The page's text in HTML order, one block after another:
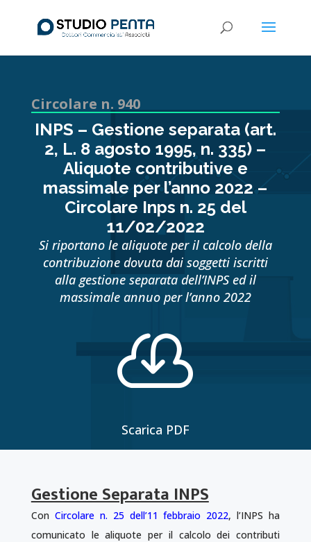
Circolare n. 940
INPS – Gestione separata (art.
2, L. 8 agosto 1995, n. 335) –
Aliquote contributive e
massimale per l’anno 2022 –
Circolare Inps n. 25 del
11/02/2022
Si riportano le aliquote per il calcolo della
contribuzione dovuta dai soggetti iscritti
alla gestione separata dell’INPS ed il
massimale annuo per l’anno 2022

Scarica PDF
Gestione Separata INPS
Con Circolare n. 25 dell’11 febbraio 2022, l’INPS ha
comunicato le aliquote per il calcolo dei contributi